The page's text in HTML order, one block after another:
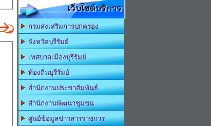
เว็บไซต์บริการ
กรมส่งเสริมการปกครอง
จังหวัดบุรีรัมย์
เทศบาลเมืองบุรีรัมย์
ท้องถิ่นบุรีรัมย์
สำนักงานประชาสัมพันธ์
สำนักงานพัฒนาชุมชน
ศูนย์ข้อมูลข่าวสารราชการ